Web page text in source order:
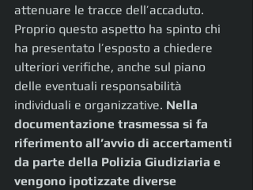
attenuare le tracce dell’accaduto.
Proprio questo aspetto ha spinto chi
ha presentato l’esposto a chiedere
ulteriori verifiche, anche sul piano
delle eventuali responsabilità
individuali e organizzative. Nella
documentazione trasmessa si fa
riferimento all’avvio di accertamenti
da parte della Polizia Giudiziaria e
vengono ipotizzate diverse